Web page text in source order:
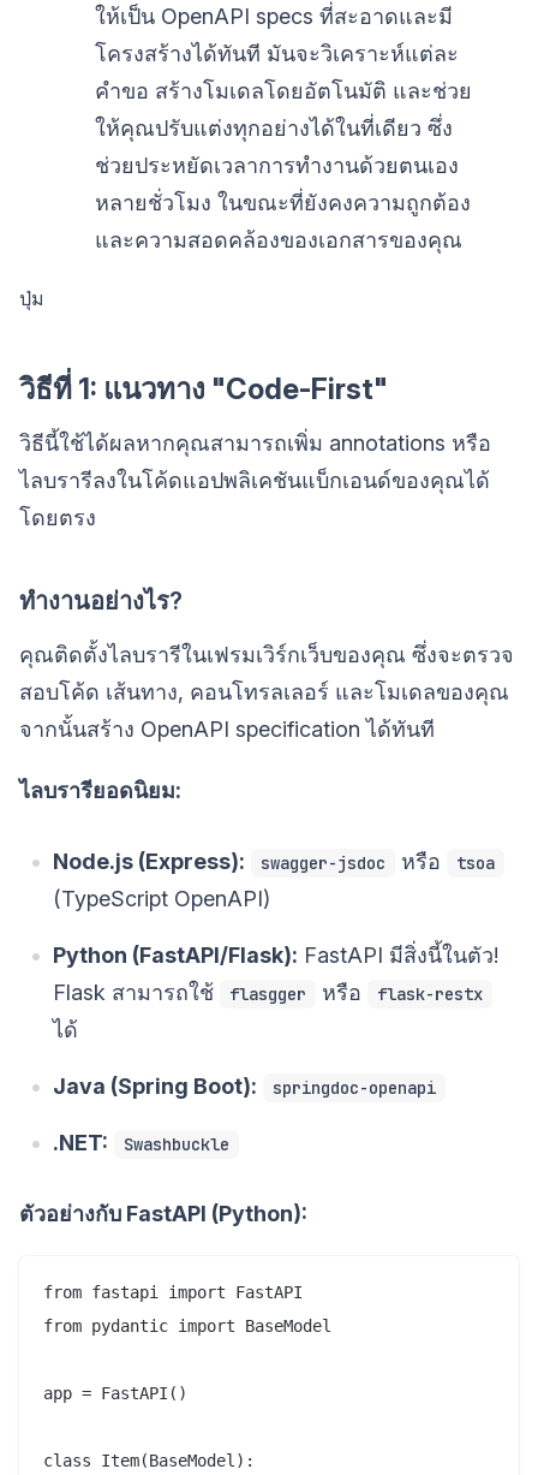
ให้เป็น OpenAPI specs ที่สะอาดและมี
โครงสร้างได้ทันที มันจะวิเคราะห์แต่ละ
คำขอ สร้างโมเดลโดยอัตโนมัติ และช่วย
ให้คุณปรับแต่งทุกอย่างได้ในที่เดียว ซึ่ง
ช่วยประหยัดเวลาการทำงานด้วยตนเอง
หลายชั่วโมง ในขณะที่ยังคงความถูกต้อง
และความสอดคล้องของเอกสารของคุณ
ปุ่ม
วิธีที่ 1: แนวทาง "Code-First"
วิธีนี้ใช้ได้ผลหากคุณสามารถเพิ่ม annotations หรือ
ไลบรารีลงในโค้ดแอปพลิเคชันแบ็กเอนด์ของคุณได้
โดยตรง
ทำงานอย่างไร?
คุณติดตั้งไลบรารีในเฟรมเวิร์กเว็บของคุณ ซึ่งจะตรวจ
สอบโค้ด เส้นทาง, คอนโทรลเลอร์ และโมเดลของคุณ
จากนั้นสร้าง OpenAPI specification ได้ทันที
ไลบรารียอดนิยม:
Node.js (Express): swagger-jsdoc หรือ tsoa
(TypeScript OpenAPI)
Python (FastAPI/Flask): FastAPI มีสิ่งนี้ในตัว!
Flask สามารถใช้
flasgger หรือ flask-restx
ได้
Java (Spring Boot): springdoc-openapi
.NET: Swashbuckle
ตัวอย่างกับ FastAPI (Python):
from fastapi import FastAPI
from pydantic import BaseModel
app = FastAPI()
class Item(BaseModel):